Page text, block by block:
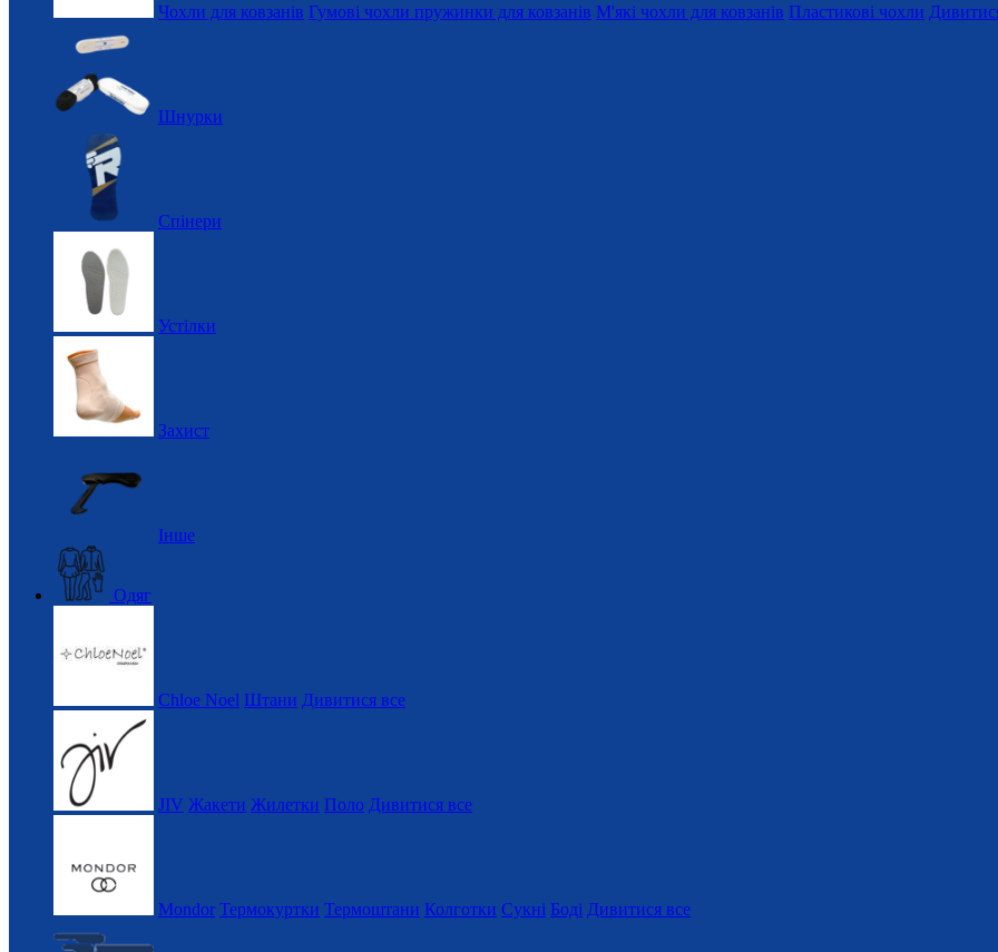
Чохли для ковзанів Гумові чохли пружинки для ковзанів М'які чохли для ковзанів Пластикові чохли
Шнурки
Спінери
Устілки
Захист
Інше
Одяг
Chloe Noel Штани Дивитися все
JIV Жакети Жилетки Поло Дивитися все
Mondor Термокуртки Термоштани Колготки Сукні Боді Дивитися все